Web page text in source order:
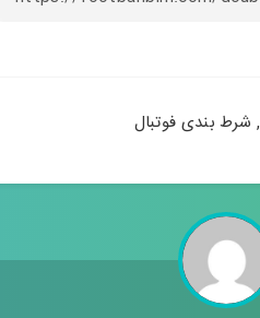
, شرط بندی فوتبال